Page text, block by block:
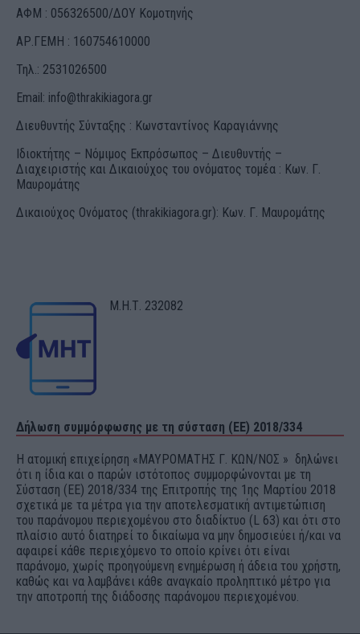
ΑΦΜ : 056326500/ΔOΥ Κομοτηνής
ΑΡ.ΓΕΜΗ : 160754610000
Τηλ.: 2531026500
Email: info@thrakikiagora.gr
Διευθυντής Σύνταξης : Κωνσταντίνος Καραγιάννης
Ιδιοκτήτης – Νόμιμος Εκπρόσωπος – Διευθυντής –
Διαχειριστής και Δικαιούχος του ονόματος τομέα : Κων. Γ.
Μαυρομάτης
Δικαιούχος Ονόματος (thrakikiagora.gr): Κων. Γ. Μαυρομάτης
Μ.Η.Τ. 232082
Δήλωση συμμόρφωσης με τη σύσταση (ΕΕ) 2018/334
Η ατομική επιχείρηση «ΜΑΥΡΟΜΑΤΗΣ Γ. ΚΩΝ/ΝΟΣ » δηλώνει
ότι η ίδια και ο παρών ιστότοπος συμμορφώνονται με τη
Σύσταση (ΕΕ) 2018/334 της Επιτροπής της 1ης Μαρτίου 2018
σχετικά με τα μέτρα για την αποτελεσματική αντιμετώπιση
του παράνομου περιεχομένου στο διαδίκτυο (L 63) και ότι στο
πλαίσιο αυτό διατηρεί το δικαίωμα να μην δημοσιεύει ή/και να
αφαιρεί κάθε περιεχόμενο το οποίο κρίνει ότι είναι
παράνομο, χωρίς προηγούμενη ενημέρωση ή άδεια του χρήστη,
καθώς και να λαμβάνει κάθε αναγκαίο προληπτικό μέτρο για
την αποτροπή της διάδοσης παράνομου περιεχομένου.